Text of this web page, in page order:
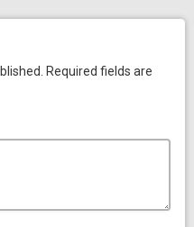
Required fields are